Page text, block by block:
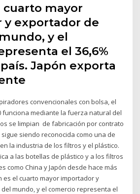
cuarto mayor
exportador de
y el
el 36,6%
Japón exporta
convencionales con bolsa, el
funciona mediante la fuerza natural del
se limpian de fabricación por contrato
siendo reconocida como una de
la industria de los filtros y el plástico.
a las botellas de plástico y a los filtros
como China y Japón desde hace más
es el cuarto mayor importador y
mundo, y el comercio representa el